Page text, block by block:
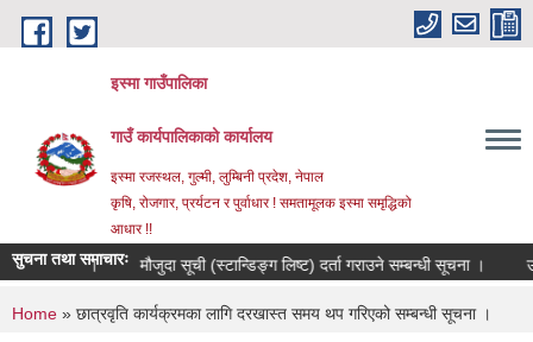
Skip to main content
इस्मा गाउँपालिका
गाउँ कार्यपालिकाको कार्यालय
इस्मा रजस्थल, गुल्मी, लुम्बिनी प्रदेश, नेपाल
कृषि, रोजगार, प्रर्यटन र पुर्वाधार ! समतामूलक इस्मा समृद्धिको
आधार !!
सुचना तथा समाचारः
सूचना । मौजुदा सूची (स्टान्डिङ्ग लिष्ट) दर्ता गराउने सम्बन्धी सूचना ।
You are here
Home » छात्रवृति कार्यक्रमका लागि दरखास्त समय थप गरिएको सम्बन्धी सूचना ।